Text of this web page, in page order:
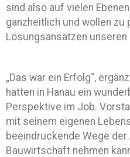
sind also auf vielen
ganzheitlich und wollen zu
Lösungsansätzen unseren
„Das war ein Erfolg“,
hatten in Hanau ein
Perspektive im Job.
mit seinem eigenen
beeindruckende Wege
Bauwirtschaft nehmen